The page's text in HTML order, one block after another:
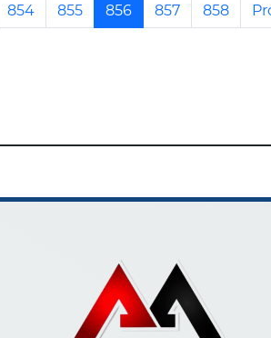
854 855 856 857 858